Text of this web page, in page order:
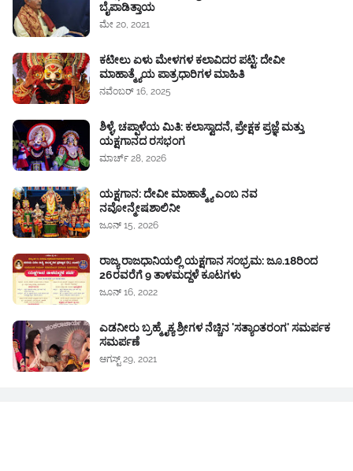
ಬೈಪಾಡಿತ್ತಾಯ
ಮೇ 20, 2021
ಕಟೀಲು ಏಳು ಮೇಳಗಳ ಕಲಾವಿದರ ಪಟ್ಟಿ: ದೇವೀ
ಮಾಹಾತ್ಮ್ಯೆಯ ಪಾತ್ರಧಾರಿಗಳ ಮಾಹಿತಿ
ನವೆಂಬರ್ 16, 2025
ಶಿಳ್ಳೆ, ಚಪ್ಪಾಳೆಯ ಮಿತಿ: ಕಲಾಸ್ವಾದನೆ, ಪ್ರೇಕ್ಷಕ ಪ್ರಜ್ಞೆ ಮತ್ತು
ಯಕ್ಷಗಾನದ ರಸಭಂಗ
ಮಾರ್ಚ್ 28, 2026
ಯಕ್ಷಗಾನ: ದೇವೀ ಮಾಹಾತ್ಮ್ಯೆ ಎಂಬ ನವ
ನವೋನ್ಮೇಷಶಾಲಿನೀ
ಜೂನ್ 15, 2026
ರಾಜ್ಯ ರಾಜಧಾನಿಯಲ್ಲಿ ಯಕ್ಷಗಾನ ಸಂಭ್ರಮ: ಜೂ.18ರಿಂದ
26ರವರೆಗೆ 9 ತಾಳಮದ್ದಳೆ ಕೂಟಗಳು
ಜೂನ್ 16, 2022
ಎಡನೀರು ಬ್ರಹ್ಮೈಕ್ಯ ಶ್ರೀಗಳ ನೆಚ್ಚಿನ 'ಸತ್ಯಾಂತರಂಗ' ಸಮರ್ಪಕ
ಸಮರ್ಪಣೆ
ಆಗಸ್ಟ್ 29, 2021